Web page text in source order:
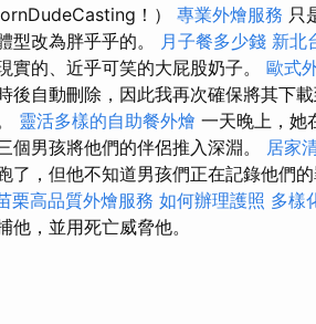
！） 專業外燴服務 只
型改為胖乎乎的。
月子餐多少錢 新北
實的、近乎可笑的大屁股奶子。 歐式
後自動刪除，因此我再次確保將其下
靈活多樣的自助餐外燴 一天晚上，她
個男孩將他們的伴侶推入深淵。 居家
了，但他不知道男孩們正在記錄他們
栗高品質外燴服務 如何辦理護照 多樣
他，並用死亡威脅他。